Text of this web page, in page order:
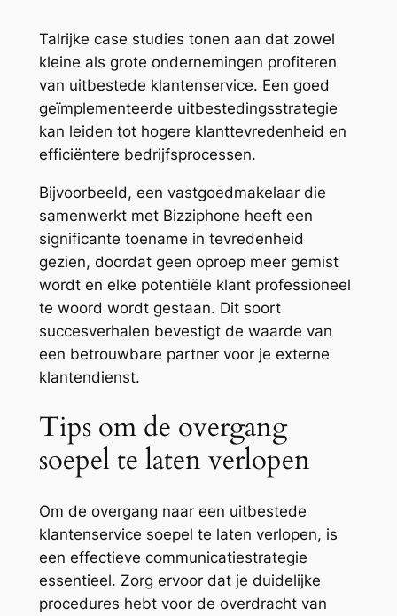
Talrijke case studies tonen aan dat zowel
kleine als grote ondernemingen profiteren
van uitbestede klantenservice. Een goed
geïmplementeerde uitbestedingsstrategie
kan leiden tot hogere klanttevredenheid en
efficiëntere bedrijfsprocessen.
Bijvoorbeeld, een vastgoedmakelaar die
samenwerkt met Bizziphone heeft een
significante toename in tevredenheid
gezien, doordat geen oproep meer gemist
wordt en elke potentiële klant professioneel
te woord wordt gestaan. Dit soort
succesverhalen bevestigt de waarde van
een betrouwbare partner voor je externe
klantendienst.
Tips om de overgang
soepel te laten verlopen
Om de overgang naar een uitbestede
klantenservice soepel te laten verlopen, is
een effectieve communicatiestrategie
essentieel. Zorg ervoor dat je duidelijke
procedures hebt voor de overdracht van